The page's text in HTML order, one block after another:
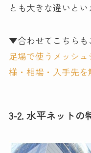
とも大きな違いとい
▼合わせてこちら
足場で使うメッシ
様・相場・入手先を
3-2. 水平ネットの